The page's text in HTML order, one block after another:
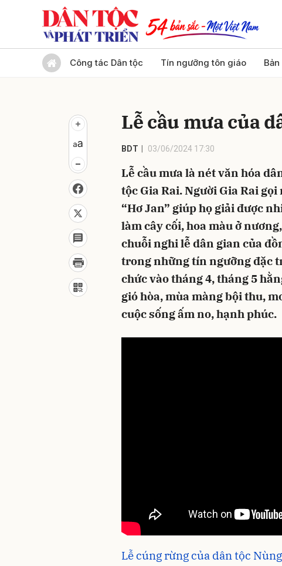
Công tác Dân tộc Tín ngưỡng tôn giáo
Lễ cầu mưa của
BDT 03/06/2024 17:30
Lễ cầu mưa là nét văn hóa
tộc Gia Rai. Người Gia Rai
“Hơ Jan” giúp họ giải được
làm cây cối, hoa màu ở
chuỗi nghi lễ dân gian của
trong những tín ngưỡng đặc
chức vào tháng 4, tháng 5
gió hòa, mùa màng bội thu,
cuộc sống ấm no, hạnh phúc.
Lễ cúng rừng của dân tộc Nùng
Gửi